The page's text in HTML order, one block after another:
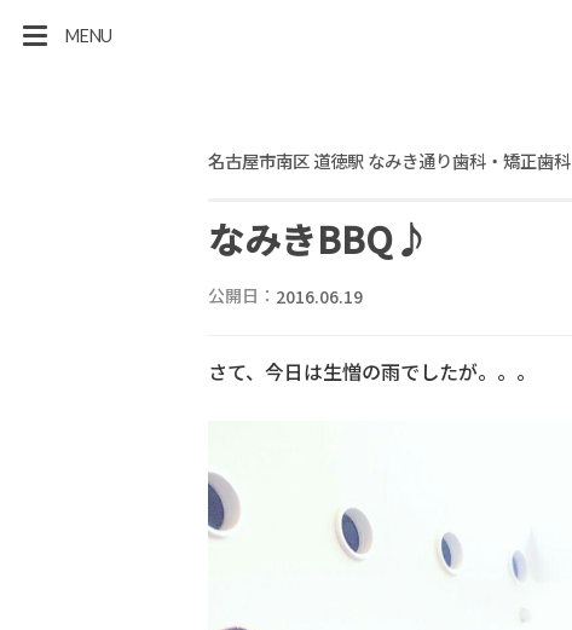
MENU
名古屋市南区 道徳駅 なみき通り歯科・矯正歯科
なみきBBQ♪
公開日： 2016.06.19
さて、今日は生憎の雨でしたが。。。